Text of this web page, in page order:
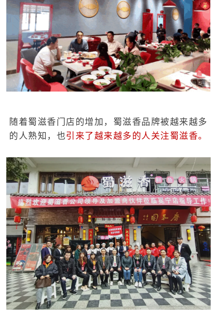
随着蜀滋香门店的增加，蜀滋香品牌被越来越多
的人熟知，也引来了越来越多的人关注蜀滋香。